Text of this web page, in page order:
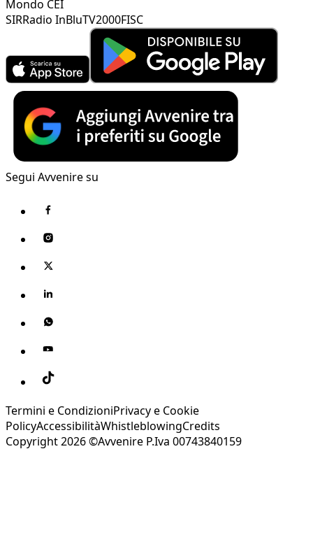
Mondo CEI
SIRRadio InBluTV2000FISC
Segui Avvenire su
Termini e CondizioniPrivacy e Cookie
PolicyAccessibilitàWhistleblowingCredits
Copyright 2026 ©Avvenire P.Iva 00743840159